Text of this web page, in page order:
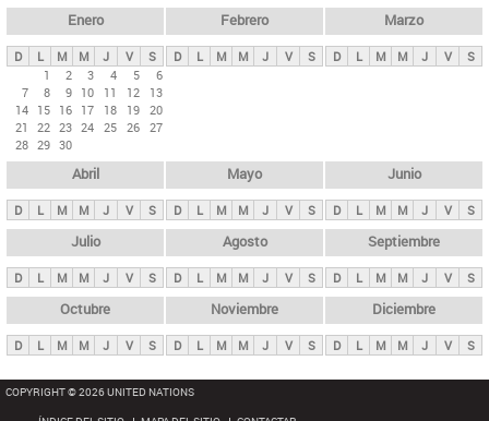
ds
p
n
i
p
a
l
s
Enero
D L M M J V
S
1
2 3 4 5
6
7
8 9 10 11 12
13
14 15 16 17 18 19 20
21
22 23 24 25 26 27
28 29 30
Febrero
D L M M J V S
Marzo
D L M M J V S
Abril
D L M M J V S
Mayo
D L M M J V S
Junio
D L M M J V S
Julio
D L M M J V S
Agosto
D L M M J V S
Septiembre
D L M M J V S
Octubre
D L M M J V S
Noviembre
D L M M J V S
Diciembre
D L M M J V S
COPYRIGHT © 2026 UNITED NATIONS